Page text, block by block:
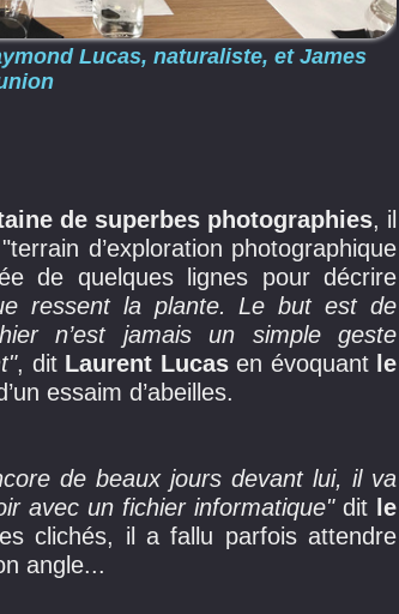
Lucas, naturaliste, et James
de superbes photographies, il
d’exploration photographique
de quelques lignes pour décrire
ressent la plante. Le but est de
n’est jamais un simple geste
, dit Laurent Lucasen évoquantle
essaim d’abeilles.
de beaux jours devant lui, il va
avec un fichier informatique"dit le
clichés, il a fallu parfois attendre
angle...